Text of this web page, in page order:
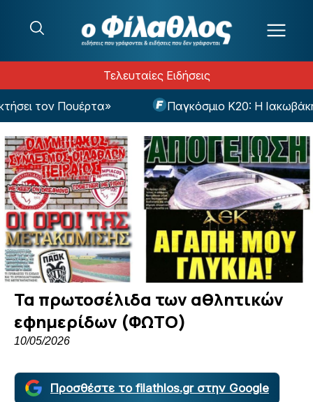
Τελευταίες Ειδήσεις
Παγκόσμιο Κ20: Η Ιακωβάκη προκρίθηκε
Τα πρωτοσέλιδα των αθλητικών
εφημερίδων (ΦΩΤΟ)
10/05/2026
Προσθέστε το filathlos.gr στην Google